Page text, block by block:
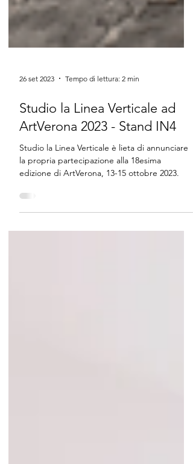
26 set 2023 Tempo di lettura: 2 min
Studio la Linea Verticale ad
ArtVerona 2023 - Stand IN4
Studio la Linea Verticale è lieta di annunciare
edizione di ArtVerona, 13-15 ottobre 2023.